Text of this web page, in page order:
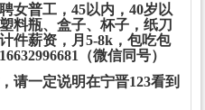
女普工，45以内，40岁以
料瓶、盒子、杯子，纸刀
件薪资，月5-8k，包吃包
（微信同号）
请一定说明在宁晋123看到